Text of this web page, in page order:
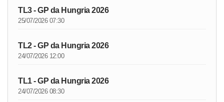
TL3 - GP da Hungria 2026
25/07/2026 07:30
TL2 - GP da Hungria 2026
24/07/2026 12:00
TL1 - GP da Hungria 2026
24/07/2026 08:30